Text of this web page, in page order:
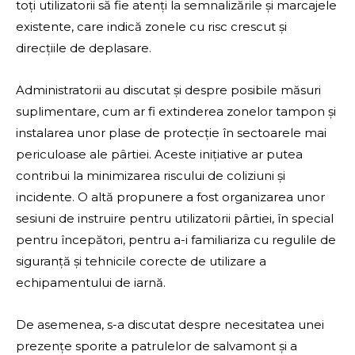
toți utilizatorii să fie atenți la semnalizările și marcajele
existente, care indică zonele cu risc crescut și
direcțiile de deplasare.
Administratorii au discutat și despre posibile măsuri
suplimentare, cum ar fi extinderea zonelor tampon și
instalarea unor plase de protecție în sectoarele mai
periculoase ale pârtiei. Aceste inițiative ar putea
contribui la minimizarea riscului de coliziuni și
incidente. O altă propunere a fost organizarea unor
sesiuni de instruire pentru utilizatorii pârtiei, în special
pentru începători, pentru a-i familiariza cu regulile de
siguranță și tehnicile corecte de utilizare a
echipamentului de iarnă.
De asemenea, s-a discutat despre necesitatea unei
prezențe sporite a patrulelor de salvamont și a